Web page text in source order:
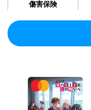
傷害保険